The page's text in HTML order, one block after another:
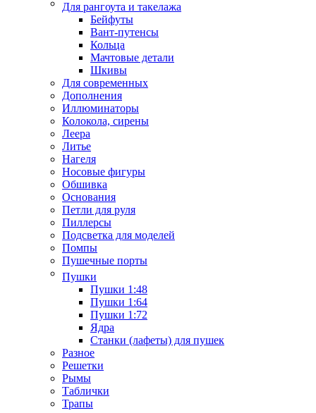
Для рангоута и такелажа
Бейфуты
Вант-путенсы
Кольца
Мачтовые детали
Шкивы
Для современных
Дополнения
Иллюминаторы
Колокола, сирены
Леера
Литье
Нагеля
Носовые фигуры
Обшивка
Основания
Петли для руля
Пиллерсы
Подсветка для моделей
Помпы
Пушечные порты
Пушки
Пушки 1:48
Пушки 1:64
Пушки 1:72
Ядра
Станки (лафеты) для пушек
Разное
Решетки
Рымы
Таблички
Трапы